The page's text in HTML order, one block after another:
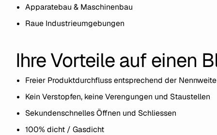
Apparatebau & Maschinenbau
Raue Industrieumgebungen
Ihre Vorteile auf einen
Freier Produktdurchfluss entsprechend der Nennweite
Kein Verstopfen, keine Verengungen und Staustellen
Sekundenschnelles Öffnen und Schliessen
100% dicht / Gasdicht